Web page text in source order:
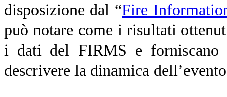
disposizione dal “Fire
può notare come i risultati
i dati del FIRMS e forniscano
descrivere la dinamica